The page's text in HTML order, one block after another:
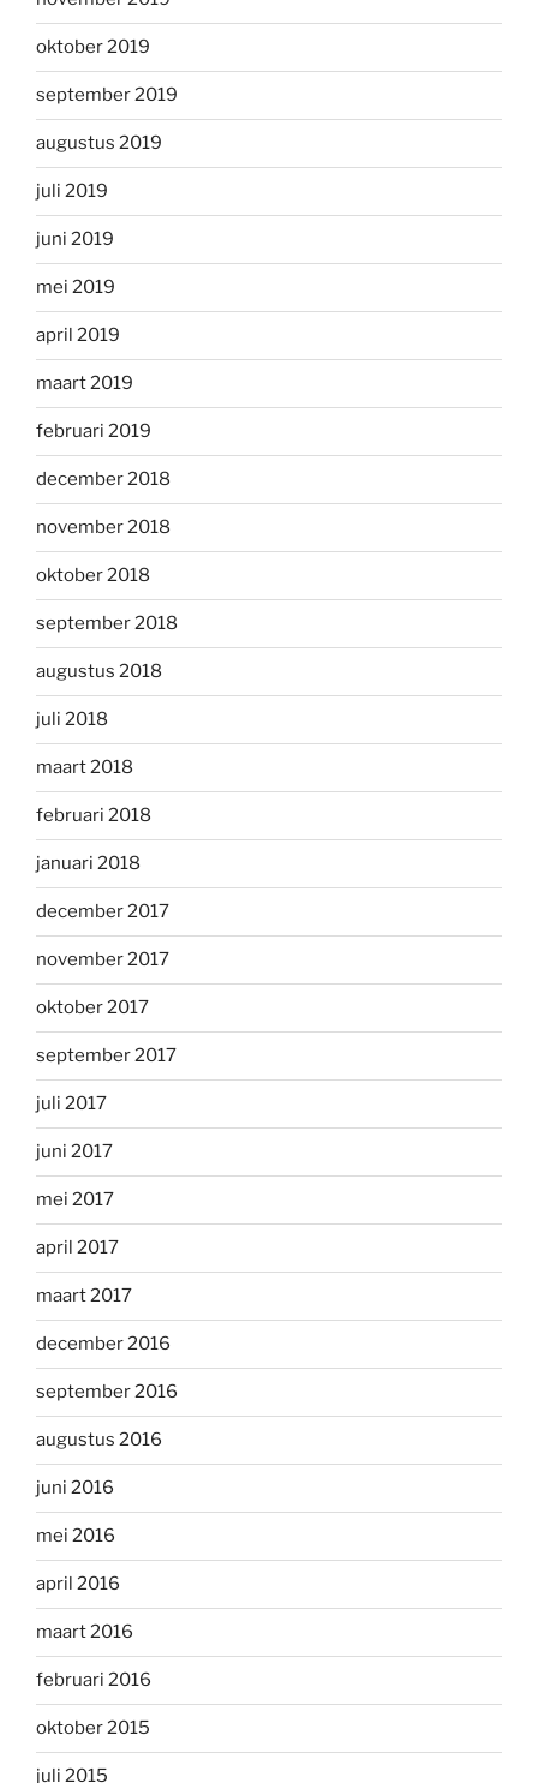
oktober 2019
september 2019
augustus 2019
juli 2019
juni 2019
mei 2019
april 2019
maart 2019
februari 2019
december 2018
november 2018
oktober 2018
september 2018
augustus 2018
juli 2018
maart 2018
februari 2018
januari 2018
december 2017
november 2017
oktober 2017
september 2017
juli 2017
juni 2017
mei 2017
april 2017
maart 2017
december 2016
september 2016
augustus 2016
juni 2016
mei 2016
april 2016
maart 2016
februari 2016
oktober 2015
juli 2015